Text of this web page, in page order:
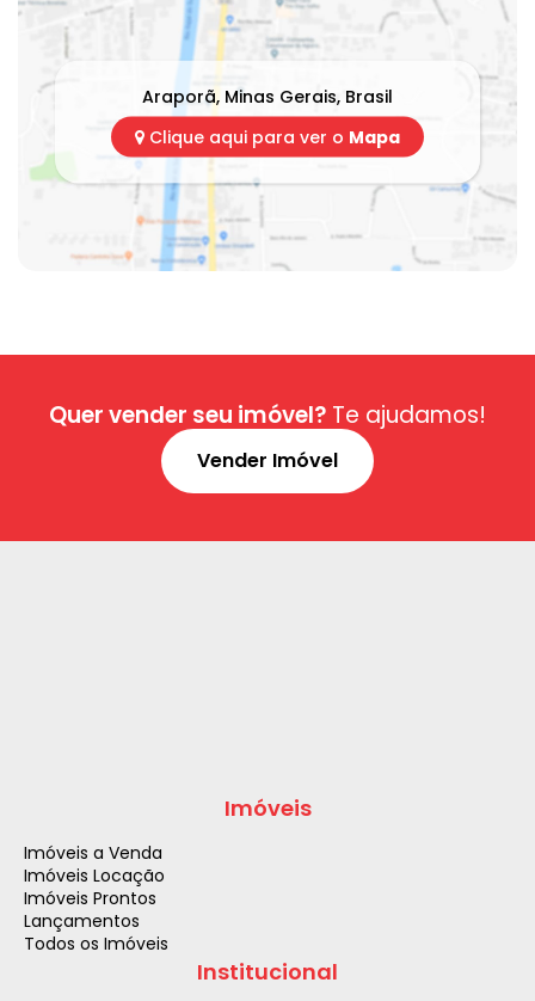
Araporã, Minas Gerais, Brasil
Clique aqui para ver o Mapa
Quer vender seu imóvel? Te ajudamos!
Vender Imóvel
Imóveis
Imóveis a Venda
Imóveis Locação
Imóveis Prontos
Lançamentos
Todos os Imóveis
Institucional